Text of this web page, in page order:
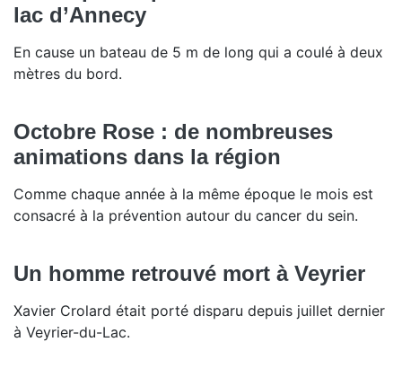
lac d’Annecy
En cause un bateau de 5 m de long qui a coulé à deux
mètres du bord.
Octobre Rose : de nombreuses
animations dans la région
Comme chaque année à la même époque le mois est
consacré à la prévention autour du cancer du sein.
Un homme retrouvé mort à Veyrier
Xavier Crolard était porté disparu depuis juillet dernier
à Veyrier-du-Lac.